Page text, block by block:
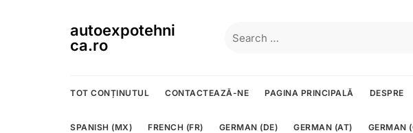
autoexpotehni
ca.ro
for:
TOT CONȚINUTUL CONTACTEAZĂ-NE PAGINA PRINCIPALĂ DESPRE
SPANISH (MX) FRENCH (FR) GERMAN (DE) GERMAN (AT) GERMAN